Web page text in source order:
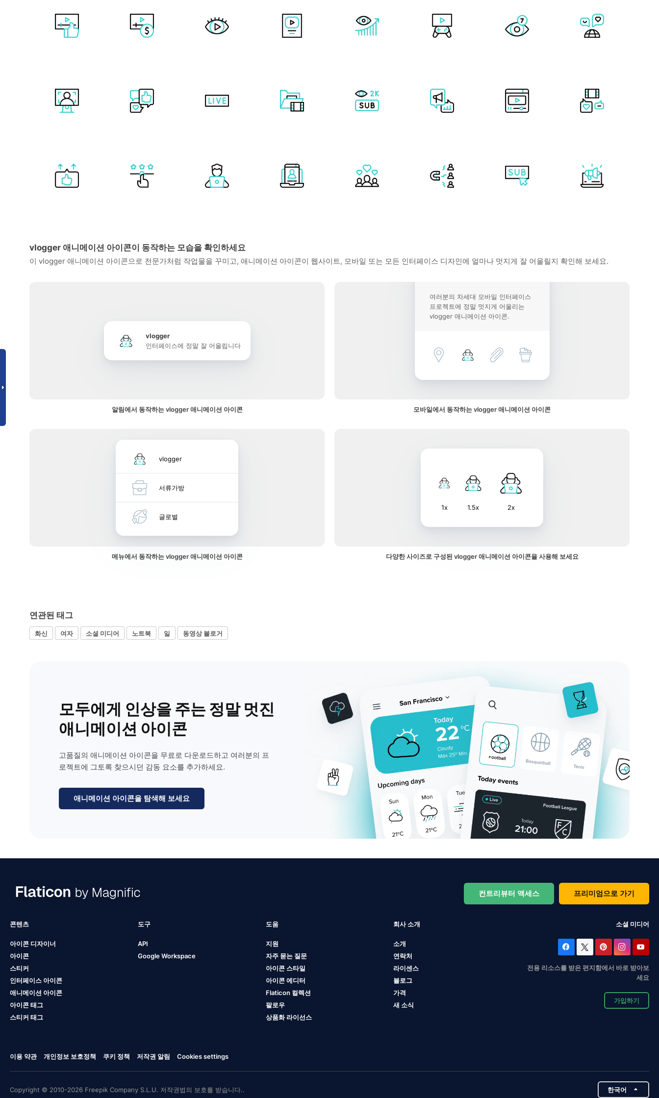
vlogger 애니메이션 아이콘이 동작하는 모습을 확인하세요
이 vlogger 애니메이션 아이콘으로 전문가처럼 작업물을 꾸미고, 애니메이션 아이콘이 웹사이트, 모바일 또는 모든 인터페이스 디자인에 얼마나 멋지게 잘 어울릴지 확인해 보세요.
vlogger
인터페이스에 정말 잘 어울립니다
알림에서 동작하는 vlogger 애니메이션 아이콘
여러분의 차세대 모바일 인터페이스
프로젝트에 정말 멋지게 어울리는
vlogger 애니메이션 아이콘.
모바일에서 동작하는 vlogger 애니메이션 아이콘
vlogger
서류가방
글로벌
메뉴에서 동작하는 vlogger 애니메이션 아이콘
1x 1.5x 2x
다양한 사이즈로 구성된 vlogger 애니메이션 아이콘을 사용해 보세요
연관된 태그
화신 여자 소셜 미디어 노트북 일 동영상 블로거
모두에게 인상을 주는 정말 멋진
애니메이션 아이콘
고품질의 애니메이션 아이콘을 무료로 다운로드하고 여러분의 프
로젝트에 그토록 찾으시던 감동 요소를 추가하세요.
애니메이션 아이콘을 탐색해 보세요
컨트리뷰터 액세스 프리미엄으로 가기
콘텐츠
아이콘 디자이너
아이콘
스티커
인터페이스 아이콘
애니메이션 아이콘
아이콘 태그
스티커 태그
도구
API
Google Workspace
도움
지원
자주 묻는 질문
아이콘 스타일
아이콘 에디터
Flaticon 컬렉션
팔로우
상품화 라이선스
회사 소개
소개
연락처
라이센스
블로그
가격
새 소식
소셜 미디어
전용 리소스를 받은 편지함에서 바로 받아보
세요
가입하기
이용 약관 개인정보 보호정책 쿠키 정책 저작권 알림 Cookies settings
Copyright © 2010-2026 Freepik Company S.L.U. 저작권법의 보호를 받습니다.. 한국어